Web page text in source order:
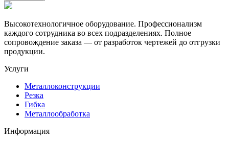
Высокотехнологичное оборудование. Профессионализм
каждого сотрудника во всех подразделениях. Полное
сопровождение заказа — от разработок чертежей до отгрузки
продукции.
Услуги
Металлоконструкции
Резка
Гибка
Металлообработка
Информация